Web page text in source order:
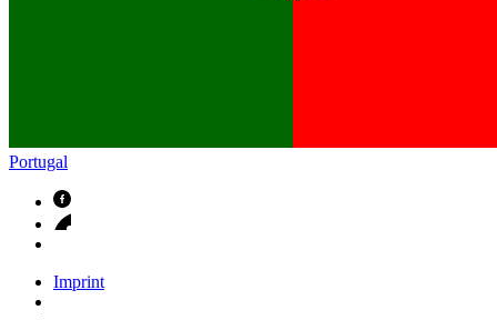
Portugal
Imprint